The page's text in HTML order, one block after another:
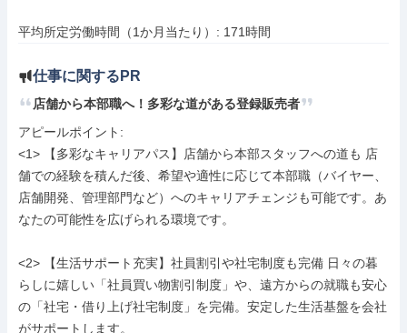
平均所定労働時間（1か月当たり）: 171時間
仕事に関するPR
店舗から本部職へ！多彩な道がある登録販売者
アピールポイント:
<1> 【多彩なキャリアパス】店舗から本部スタッフへの道も 店
舗での経験を積んだ後、希望や適性に応じて本部職（バイヤー、
店舗開発、管理部門など）へのキャリアチェンジも可能です。あ
なたの可能性を広げられる環境です。
<2> 【生活サポート充実】社員割引や社宅制度も完備 日々の暮
らしに嬉しい「社員買い物割引制度」や、遠方からの就職も安心
の「社宅・借り上げ社宅制度」を完備。安定した生活基盤を会社
がサポートします。